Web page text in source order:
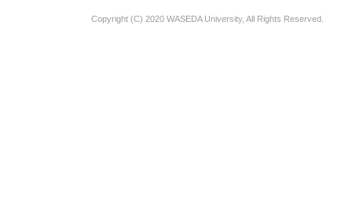
Copyright (C) 2020 WASEDA University, All Rights Reserved.